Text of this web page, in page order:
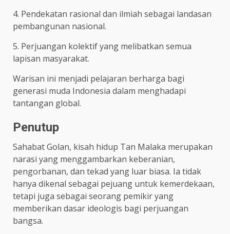
4. Pendekatan rasional dan ilmiah sebagai landasan
pembangunan nasional.
5. Perjuangan kolektif yang melibatkan semua
lapisan masyarakat.
Warisan ini menjadi pelajaran berharga bagi
generasi muda Indonesia dalam menghadapi
tantangan global.
Penutup
Sahabat Golan, kisah hidup Tan Malaka merupakan
narasi yang menggambarkan keberanian,
pengorbanan, dan tekad yang luar biasa. Ia tidak
hanya dikenal sebagai pejuang untuk kemerdekaan,
tetapi juga sebagai seorang pemikir yang
memberikan dasar ideologis bagi perjuangan
bangsa.